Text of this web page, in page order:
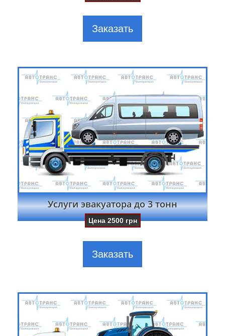
Заказать
Услуги эвакуатора до 3 тонн
Цена2500 грн
Заказать